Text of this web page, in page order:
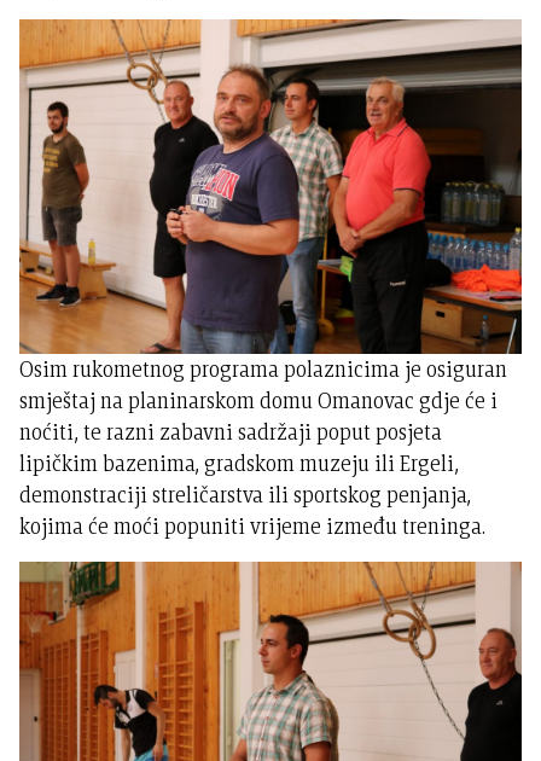
Osim rukometnog programa polaznicima je osiguran
smještaj na planinarskom domu Omanovac gdje će i
noćiti, te razni zabavni sadržaji poput posjeta
lipičkim bazenima, gradskom muzeju ili Ergeli,
demonstraciji streličarstva ili sportskog penjanja,
kojima će moći popuniti vrijeme između treninga.